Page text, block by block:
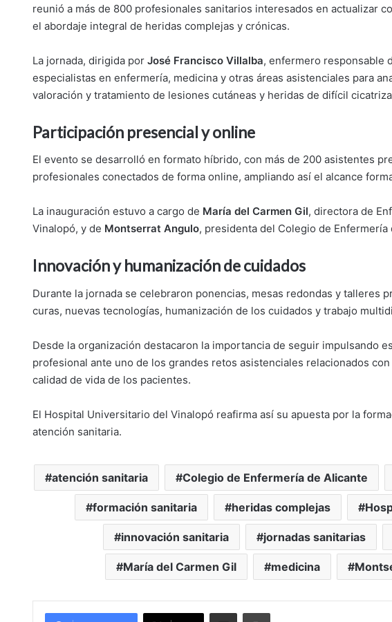
reunió a más de 800 profesionales sanitarios interesados en actualizar
el abordaje integral de heridas complejas y crónicas.
La jornada, dirigida por José Francisco Villalba, enfermero responsable
especialistas en enfermería, medicina y otras áreas asistenciales para
valoración y tratamiento de lesiones cutáneas y heridas de difícil
Participación presencial y online
El evento se desarrolló en formato híbrido, con más de 200 asistentes
profesionales conectados de forma online, ampliando así el alcance
La inauguración estuvo a cargo de María del Carmen Gil, directora de
Vinalopó, y de Montserrat Angulo, presidenta del Colegio de Enfermería
Innovación y humanización de cuidados
Durante la jornada se celebraron ponencias, mesas redondas y talleres
curas, nuevas tecnologías, humanización de los cuidados y trabajo
Desde la organización destacaron la importancia de seguir impulsando
profesional ante uno de los grandes retos asistenciales relacionados
calidad de vida de los pacientes.
El Hospital Universitario del Vinalopó reafirma así su apuesta por la
atención sanitaria.
atención sanitaria Colegio de Enfermería de Alicante
formación sanitaria heridas complejas
innovación sanitaria jornadas sanitarias
María del Carmen Gil medicina
Compartir por Mail Imprimir